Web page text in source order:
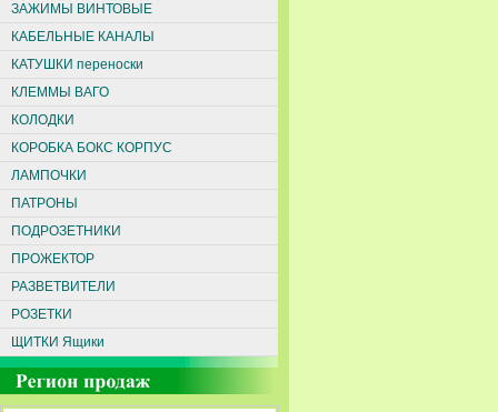
ЗАЖИМЫ ВИНТОВЫЕ
КАБЕЛЬНЫЕ КАНАЛЫ
КАТУШКИ переноски
КЛЕММЫ ВАГО
КОЛОДКИ
КОРОБКА БОКС КОРПУС
ЛАМПОЧКИ
ПАТРОНЫ
ПОДРОЗЕТНИКИ
ПРОЖЕКТОР
РАЗВЕТВИТЕЛИ
РОЗЕТКИ
ЩИТКИ Ящики